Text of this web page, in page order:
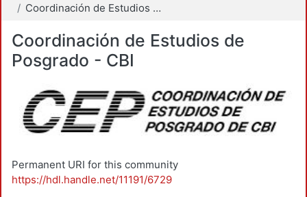
Coordinación de Estudios de Posgrado - CBI
Coordinación de Estudios de
Posgrado - CBI
Permanent URI for this community
https://hdl.handle.net/11191/6729